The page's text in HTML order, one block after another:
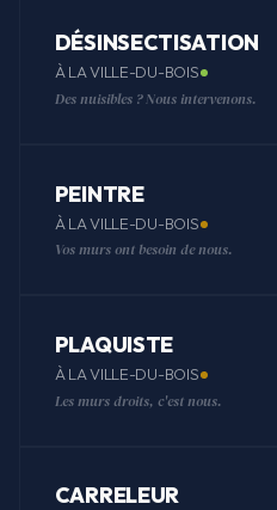
DÉSINSECTISATION
À LA VILLE-DU-BOIS
Des nuisibles ? Nous intervenons.
PEINTRE
À LA VILLE-DU-BOIS
Vos murs ont besoin de nous.
PLAQUISTE
À LA VILLE-DU-BOIS
Les murs droits, c'est nous.
CARRELEUR